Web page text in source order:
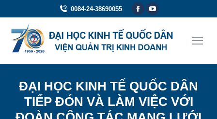
0084-24-38690055
Facebook
opens
in
YouTube
opens
in
ĐẠI HỌC KINH TẾ QUỐC DÂN
TIẾP ĐÓN VÀ LÀM VIỆC VỚI